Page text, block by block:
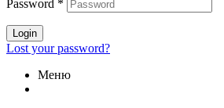
Password *
Login
Lost your password?
Меню